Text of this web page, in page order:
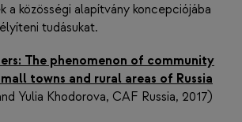
a közösségi alapítvány koncepciójába
tudásukat.
The phenomenon of community
towns and rural areas of Russia
Yulia Khodorova, CAF Russia, 2017)